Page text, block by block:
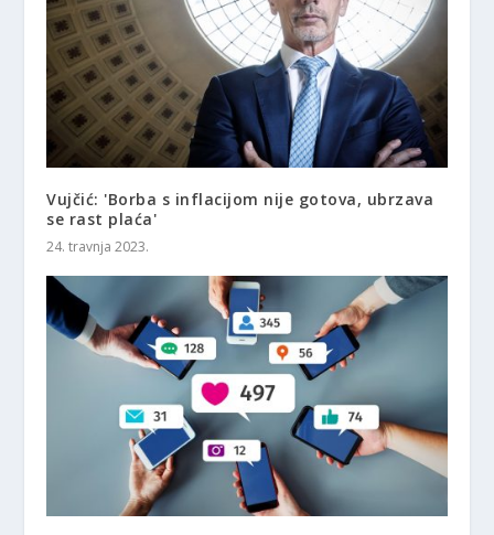
Vujčić: 'Borba s inflacijom nije gotova, ubrzava
se rast plaća'
24. travnja 2023.